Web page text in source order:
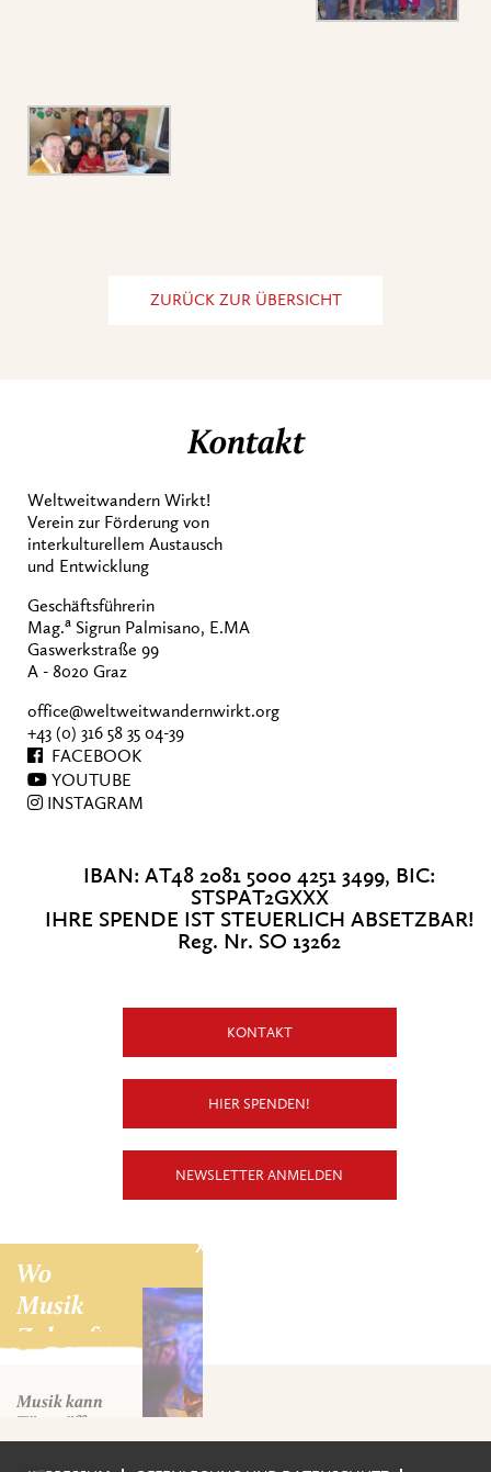
Wo Musik Zukunft schafft
Perspektiven schenken. Deshalb freuen
wir uns sehr, euch die Magdalena
Music School in San Agustín
(Kolumbien) als neues Bildungsprojekt
unseres Vereins vorzustellen.
ZURÜCK ZUR ÜBERSICHT
Kontakt
Weltweitwandern Wirkt!
Verein zur Förderung von
interkulturellem Austausch
und Entwicklung
Geschäftsführerin
Mag.a Sigrun Palmisano, E.MA
Gaswerkstraße 99
A - 8020 Graz
office@weltweitwandernwirkt.org
+43 (0) 316 58 35 04-39
FACEBOOK
YOUTUBE
INSTAGRAM
IBAN: AT48 2081 5000 4251 3499, BIC:
STSPAT2GXXX
IHRE SPENDE IST STEUERLICH ABSETZBAR!
Reg. Nr. SO 13262
KONTAKT
HIER SPENDEN!
NEWSLETTER ANMELDEN